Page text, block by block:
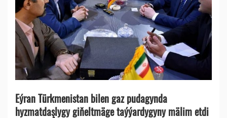
Eýran Türkmenistan bilen gaz pudagynda
hyzmatdaşlygy giňeltmäge taýýardygyny mälim etdi